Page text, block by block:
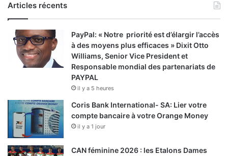
Articles récents
PayPal: « Notre priorité est d’élargir l’accès
à des moyens plus efficaces » Dixit Otto
Williams, Senior Vice President et
Responsable mondial des partenariats de
PAYPAL
il y a 5 heures
Coris Bank International- SA: Lier votre
compte bancaire à votre Orange Money
il y a 1 jour
CAN féminine 2026 : les Etalons Dames